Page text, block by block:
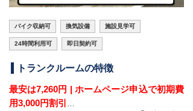
バイク収納可 換気設備 施設見学可
24時間利用可 即日契約可
トランクルームの特徴
最安は7,260円 | ホームページ申込で初期費
用3,000円割引